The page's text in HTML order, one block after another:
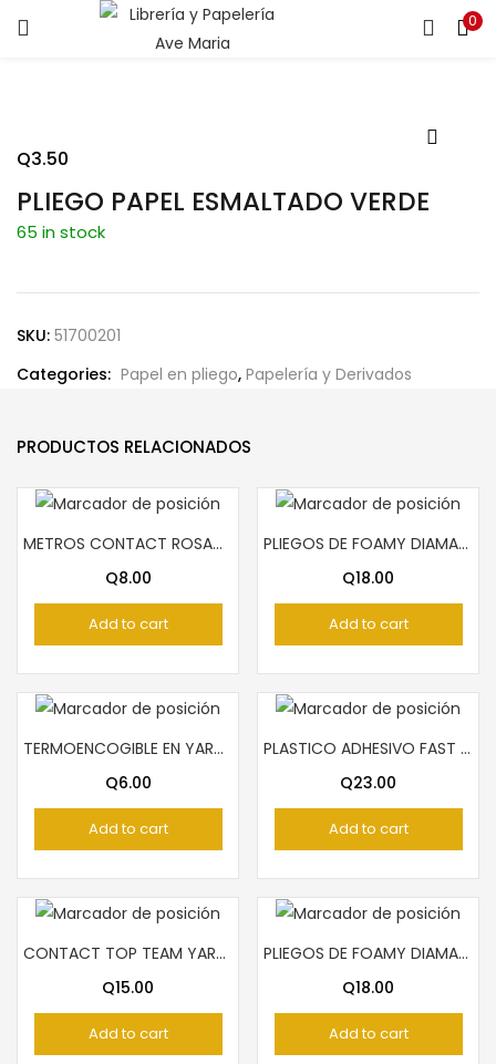
0
ENTRAR REGISTRARSE
Recuérdame
¿Contraseña perdida?
PLIEGO PAPEL ESMALTADO VERDE
Q3.50
65 in stock
SKU: 51700201
Categories: Papel en pliego, Papelería y Derivados
PRODUCTOS RELACIONADOS
METROS CONTACT ROSADO
Q8.00
Add to cart
PLIEGOS DE FOAMY DIAMANTINA AZUL OSCURO
Q18.00
Add to cart
TERMOENCOGIBLE EN YARDAS
Q6.00
Add to cart
PLASTICO ADHESIVO FAST ROLLO TECNO VERDE
Q23.00
Add to cart
CONTACT TOP TEAM YARDAS
Q15.00
Add to cart
PLIEGOS DE FOAMY DIAMANTINA VERDE
Q18.00
Add to cart